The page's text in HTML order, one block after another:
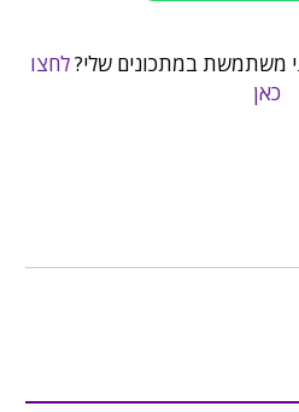
משתמשת במתכונים שלי?לחצו
כאן